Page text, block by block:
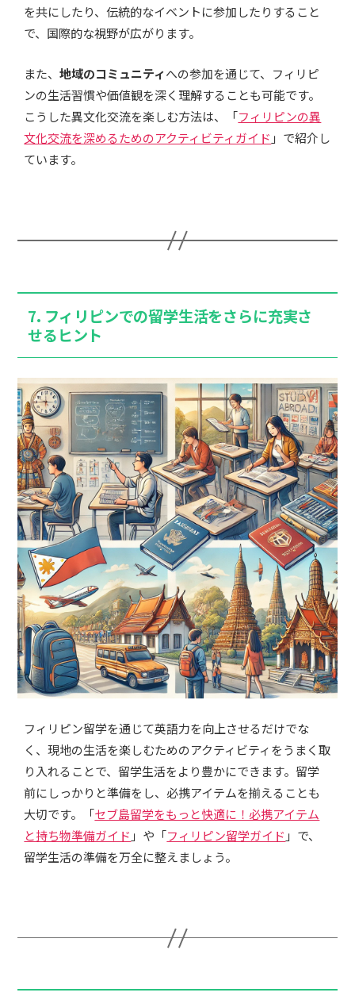
を共にしたり、伝統的なイベントに参加したりすること
で、国際的な視野が広がります。
また、地域のコミュニティへの参加を通じて、フィリピ
ンの生活習慣や価値観を深く理解することも可能です。
こうした異文化交流を楽しむ方法は、「フィリピンの異
文化交流を深めるためのアクティビティガイド 」で紹介し
ています。
7. フィリピンでの留学生活をさらに充実さ
せるヒント
フィリピン留学を通じて英語力を向上させるだけでな
く、現地の生活を楽しむためのアクティビティをうまく取
り入れることで、留学生活をより豊かにできます。留学
前にしっかりと準備をし、必携アイテムを揃えることも
大切です。「セブ島留学をもっと快適に！必携アイテム
と持ち物準備ガイド 」や「フィリピン留学ガイド 」で、
留学生活の準備を万全に整えましょう。